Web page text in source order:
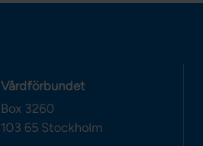
Vårdförbundet
Box 3260
103 65 Stockholm